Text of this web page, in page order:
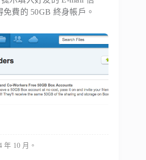
費的 50GB 終身帳戶。
年 10 月。